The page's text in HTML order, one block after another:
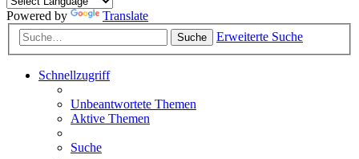
Powered by Translate
Suche Erweiterte Suche
Schnellzugriff
Unbeantwortete Themen
Aktive Themen
Suche